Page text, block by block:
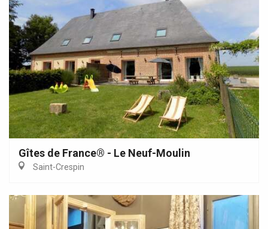
Gîtes de France® - Le Neuf-Moulin
Saint-Crespin